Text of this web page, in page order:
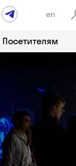
en
Посетителям